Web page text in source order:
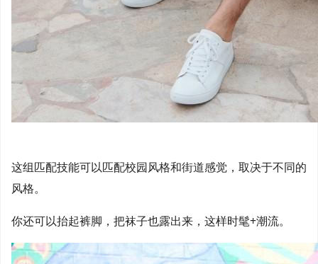
这组匹配技能可以匹配校园风格和街道感觉，取决于不同的
风格。
你还可以抬起裤脚，把袜子也露出来，这样时髦+潮流。